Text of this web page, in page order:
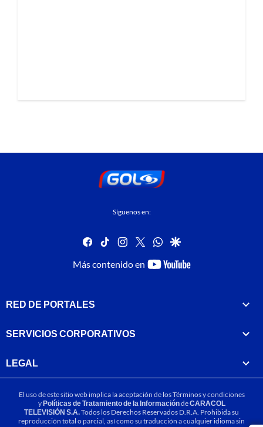
Síguenos en:
facebook
tiktok instagram
twitterwhatsapp
google
Más contenido en
youtube-
RED DE PORTALES
SERVICIOS CORPORATIVOS
LEGAL
El uso de este sitio web implica la aceptación de losTérminos y condiciones
yPolíticas de Tratamiento de la InformacióndeCARACOL
TELEVISIÓN S.A.Todos los Derechos Reservados D.R.A. Prohibida su
reproducción total o parcial, así como su traducción a cualquier idioma sin